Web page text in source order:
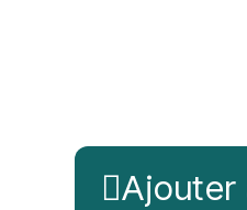
Ajouter